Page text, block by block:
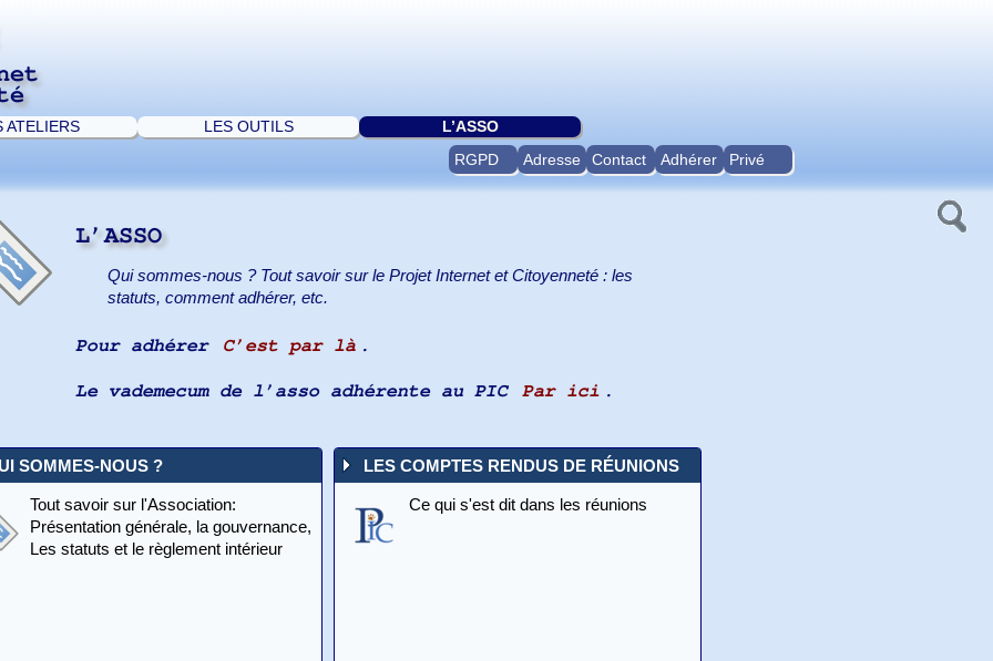
ATELIERS LES OUTILS
L’ASSO
RGPD
Adresse Contact Adhérer Privé
L’ASSO
Qui sommes-nous ? Tout savoir sur le Projet Internet et Citoyenneté : les
statuts, comment adhérer, etc.
Pour adhérer C’est par là .
Le vademecum de l’asso adhérente au PIC Par ici .
SOMMES-NOUS ?
Tout savoir sur l'Association:
Présentation générale, la gouvernance,
Les statuts et le règlement intérieur
LES COMPTES RENDUS DE RÉUNIONS
Ce qui s'est dit dans les réunions